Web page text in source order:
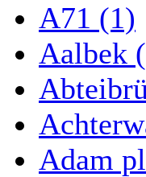
A71 (1)
Aalbek
Adam